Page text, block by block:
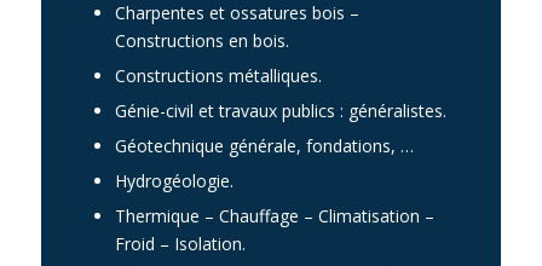
Charpentes et ossatures bois –
Constructions en bois.
Constructions métalliques.
Génie-civil et travaux publics : généralistes.
Géotechnique générale, fondations, …
Hydrogéologie.
Thermique – Chauffage – Climatisation –
Froid – Isolation.